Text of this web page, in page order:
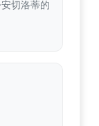
切洛蒂的